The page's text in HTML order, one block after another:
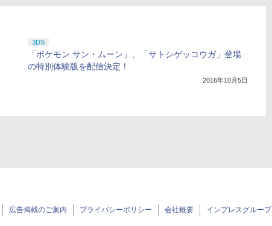
3DS
「ポケモン サン・ムーン」、「サトシゲッコウガ」登場
の特別体験版を配信決定！
2016年10月5日
広告掲載のご案内 プライバシーポリシー 会社概要 インプレスグループ